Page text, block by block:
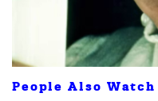
People Also Watch
SHARE